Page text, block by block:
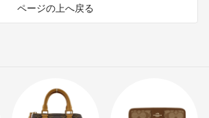
ページの上へ戻る